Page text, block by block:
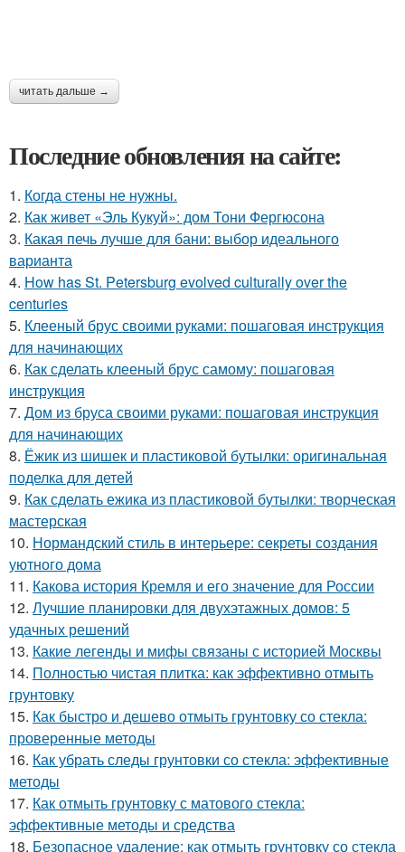
читать дальше →
Последние обновления на сайте:
1. Когда стены не нужны.
2. Как живет «Эль Кукуй»: дом Тони Фергюсона
3. Какая печь лучше для бани: выбор идеального
варианта
4. How has St. Petersburg evolved culturally over the
centuries
5. Клееный брус своими руками: пошаговая инструкция
для начинающих
6. Как сделать клееный брус самому: пошаговая
инструкция
7. Дом из бруса своими руками: пошаговая инструкция
для начинающих
8. Ёжик из шишек и пластиковой бутылки: оригинальная
поделка для детей
9. Как сделать ежика из пластиковой бутылки: творческая
мастерская
10. Нормандский стиль в интерьере: секреты создания
уютного дома
11. Какова история Кремля и его значение для России
12. Лучшие планировки для двухэтажных домов: 5
удачных решений
13. Какие легенды и мифы связаны с историей Москвы
14. Полностью чистая плитка: как эффективно отмыть
грунтовку
15. Как быстро и дешево отмыть грунтовку со стекла:
проверенные методы
16. Как убрать следы грунтовки со стекла: эффективные
методы
17. Как отмыть грунтовку с матового стекла:
эффективные методы и средства
18. Безопасное удаление: как отмыть грунтовку со стекла